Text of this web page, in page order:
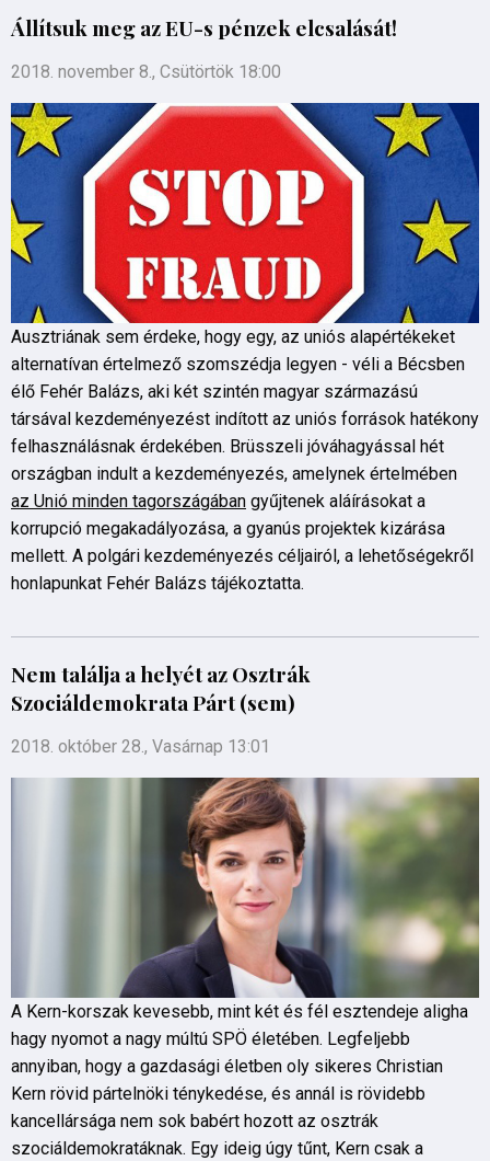
Állítsuk meg az EU-s pénzek elcsalását!
2018. november 8., Csütörtök 18:00
Ausztriának sem érdeke, hogy egy, az uniós alapértékeket
alternatívan értelmező szomszédja legyen - véli a Bécsben
élő Fehér Balázs, aki két szintén magyar származású
társával kezdeményezést indított az uniós források hatékony
felhasználásnak érdekében. Brüsszeli jóváhagyással hét
országban indult a kezdeményezés, amelynek értelmében
az Unió minden tagországában gyűjtenek aláírásokat a
korrupció megakadályozása, a gyanús projektek kizárása
mellett. A polgári kezdeményezés céljairól, a lehetőségekről
honlapunkat Fehér Balázs tájékoztatta.
Nem találja a helyét az Osztrák
Szociáldemokrata Párt (sem)
2018. október 28., Vasárnap 13:01
A Kern-korszak kevesebb, mint két és fél esztendeje aligha
hagy nyomot a nagy múltú SPÖ életében. Legfeljebb
annyiban, hogy a gazdasági életben oly sikeres Christian
Kern rövid pártelnöki ténykedése, és annál is rövidebb
kancellársága nem sok babért hozott az osztrák
szociáldemokratáknak. Egy ideig úgy tűnt, Kern csak a